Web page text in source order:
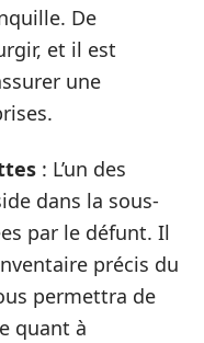
De
et il est
une
: L’un des
dans la sous-
par le défunt. Il
précis du
permettra de
quant à